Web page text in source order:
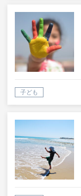
子ども